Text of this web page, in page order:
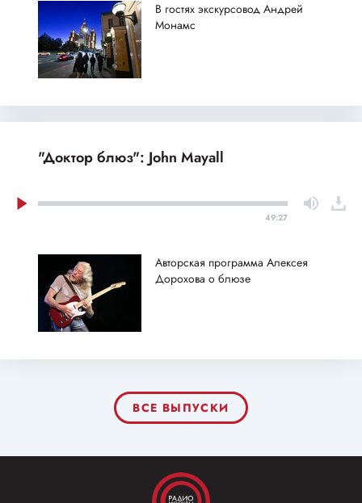
В гостях экскурсовод Андрей
Монамс
"Доктор блюз": John Mayall
49:27
Авторская программа Алексея
Дорохова о блюзе
ВСЕ ВЫПУСКИ